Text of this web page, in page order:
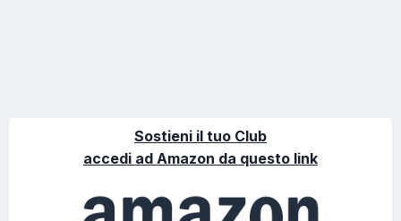
Sostieni il tuo Club
accedi ad Amazon da questo link